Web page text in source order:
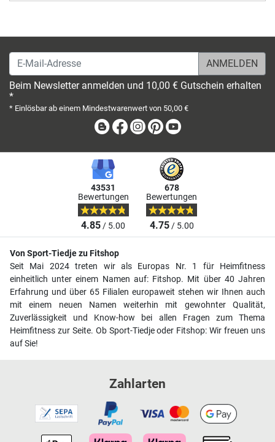
E-Mail-Adresse
Beim Newsletter anmelden und 10,00 € Gutschein erhalten
*
* Einlösbar ab einem Mindestwarenwert von 50,00 €
BlogFacebook
Instagram
Pinterest
43531
Bewertungen
4.85/ 5.00
678
Bewertungen
4.75/ 5.00
Von Sport-Tiedje zu Fitshop
Seit Mai 2024 treten wir als Europas Nr. 1 für Heimfitness
einheitlich unter einem Namen auf: Fitshop. Mit über 40 Jahren
Erfahrung und über 65 Filialen europaweit stehen wir Ihnen auch
mit einem neuen Namen weiterhin mit gewohnter Qualität,
Zuverlässigkeit und Know-how bei allen Fragen zum Thema
Heimfitness zur Seite. Ob Sport-Tiedje oder Fitshop: Wir freuen uns
auf Sie!
Zahlarten